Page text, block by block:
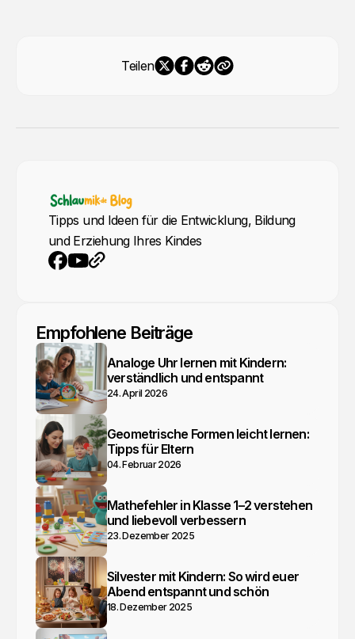
Teilen
Tipps und Ideen für die Entwicklung, Bildung
und Erziehung Ihres Kindes
Empfohlene Beiträge
Analoge Uhr lernen mit Kindern:
verständlich und entspannt
24. April 2026
Geometrische Formen leicht lernen:
Tipps für Eltern
04. Februar 2026
Mathefehler in Klasse 1–2 verstehen
und liebevoll verbessern
23. Dezember 2025
Silvester mit Kindern: So wird euer
Abend entspannt und schön
18. Dezember 2025